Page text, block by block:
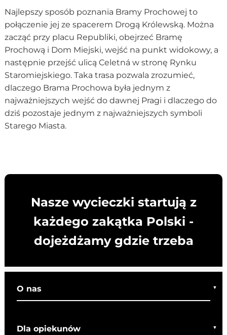
Najlepszy sposób poznania Bramy Prochowej to
połączenie jej ze spacerem Drogą Królewską. Można
zacząć przy placu Republiki, obejrzeć Bramę
Prochową i Dom Miejski, wejść na punkt widokowy, a
następnie przejść ulicą Celetná w stronę Rynku
Staromiejskiego. Taka trasa pozwala zrozumieć,
dlaczego Brama Prochowa była jednym z
najważniejszych wejść do dawnej Pragi i dlaczego do
dziś pozostaje jednym z najważniejszych symboli
Starego Miasta.
Nasze wycieczki startują z
każdego zakątka Polski -
dojeżdżamy gdzie trzeba
O nas
Co o nas mówią
Dla opiekunów